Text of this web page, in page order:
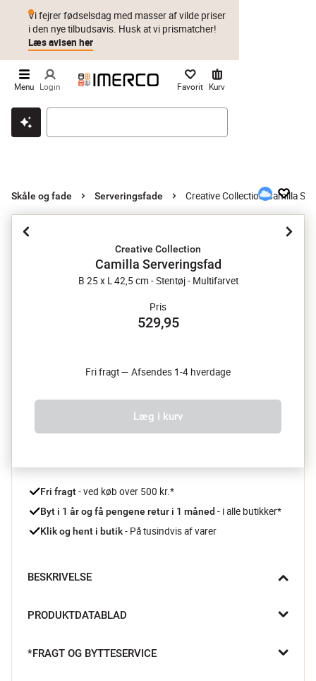
Klik & hent Byt i 1 år Prismatch
Vi fejrer fødselsdag med masser af vilde priser
i den nye tilbudsavis. Husk at vi prismatcher!
Læs avisen her
Menu Login Favorit Kurv
Skåle og fade Serveringsfade Creative Collection Camilla
Creative Collection
Camilla Serveringsfad
B 25 x L 42,5 cm - Stentøj - Multifarvet
Pris
529,95
Fri fragt — Afsendes 1-4 hverdage
Læg i kurv
Fri fragt - ved køb over 500 kr.*
Byt i 1 år og få pengene retur i 1 måned - i alle butikker*
Klik og hent i butik - På tusindvis af varer
BESKRIVELSE
kunstnerisk stemning til din borddækning. Hvert fad er unikt
PRODUKTDATABLAD
*FRAGT OG BYTTESERVICE